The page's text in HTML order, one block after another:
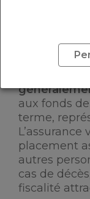
aux fonds
terme,
placement
autres
cas de
fiscalité